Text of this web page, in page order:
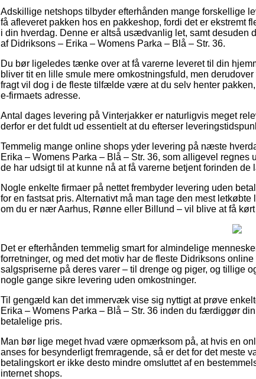
Adskillige netshops tilbyder efterhånden mange forskellige
få afleveret pakken hos en pakkeshop, fordi det er ekstremt
i din hverdag. Denne er altså usædvanlig let, samt desuden
af Didriksons – Erika – Womens Parka – Blå – Str. 36.
Du bør ligeledes tænke over at få varerne leveret til din
bliver tit en lille smule mere omkostningsfuld, men
fragt vil dog i de fleste tilfælde være at du selv henter
e-firmaets adresse.
Antal dages levering på Vinterjakker er naturligvis meget
derfor er det fuldt ud essentielt at du efterser
Temmelig mange online shops yder levering på næste
Erika – Womens Parka – Blå – Str. 36, som alligevel regnes
de har udsigt til at kunne nå at få varerne betjent forinden de
Nogle enkelte firmaer på nettet frembyder levering uden
for en fastsat pris. Alternativt må man tage den mest
om du er nær Aarhus, Rønne eller Billund – vil blive at få
Det er efterhånden temmelig smart for almindelige
forretninger, og med det motiv har de fleste Didriksons
salgspriserne på deres varer – til drenge og piger, og tillige
nogle gange sikre levering uden omkostninger.
Til gengæld kan det immervæk vise sig nyttigt at prøve
Erika – Womens Parka – Blå – Str. 36 inden du færdiggør
betalelige pris.
Man bør lige meget hvad være opmærksom på, at hvis en
anses for besynderligt fremragende, så er det for det
betalingskort er ikke desto mindre omsluttet af en
internet shops.